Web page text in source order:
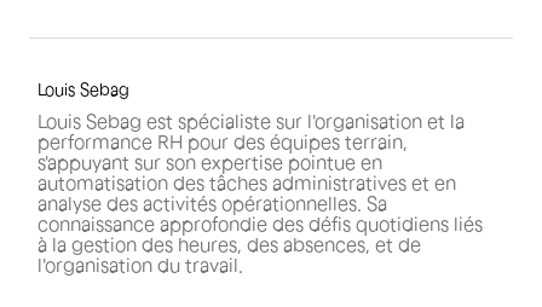
Louis Sebag
Louis Sebag est spécialiste sur l'organisation et la
performance RH pour des équipes terrain,
s'appuyant sur son expertise pointue en
automatisation des tâches administratives et en
analyse des activités opérationnelles. Sa
connaissance approfondie des défis quotidiens liés
à la gestion des heures, des absences, et de
l'organisation du travail.